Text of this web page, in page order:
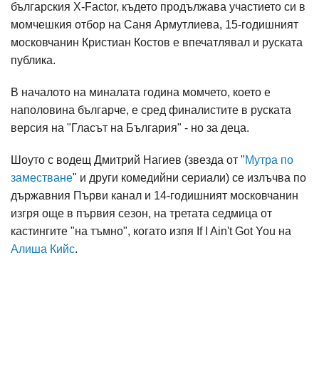
българския X-Factor, където продължава участието си в
момчешкия отбор на Саня Армутлиева, 15-годишният
московчанин Кристиан Костов е впечатлявал и руската
публика.
В началото на миналата година момчето, което е
наполовина българче, е сред финалистите в руската
версия на "Гласът на България" - но за деца.
Шоуто с водещ Дмитрий Нагиев (звезда от "Мутра по
заместване" и други комедийни сериали) се излъчва по
държавния Първи канал и 14-годишният московчанин
изгря още в първия сезон, на третата седмица от
кастингите "на тъмно", когато изпя If I Ain't Got You на
Алиша Кийс.